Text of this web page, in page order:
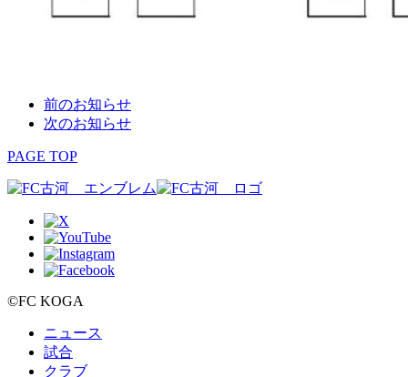
前のお知らせ
次のお知らせ
PAGE TOP
©FC KOGA
ニュース
試合
クラブ